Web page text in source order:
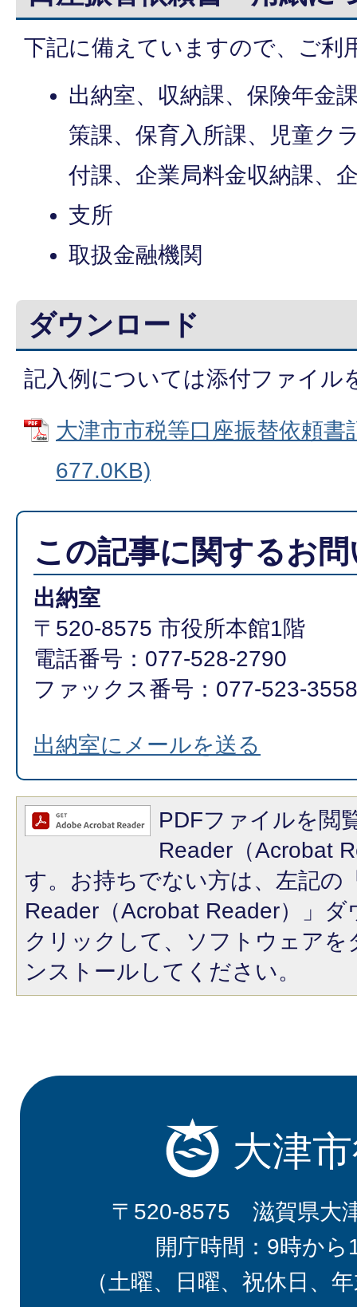
下記に備えていますので、ご利
出納室、収納課、保険年金
策課、保育入所課、児童ク
付課、企業局料金収納課、
支所
取扱金融機関
ダウンロード
記入例については添付ファイル
大津市市税等口座振替依頼
677.0KB)
この記事に関するお
出納室
〒520-8575 市役所本館1階
電話番号：077-528-2790
ファックス番号：077-523-3558
出納室にメールを送る
PDFファイルを閲
Reader（Acrobat
す。お持ちでない方は、左記の
Reader（Acrobat Reader）」
クリックして、ソフトウェア
ンストールしてください。
大津
〒520-8575 滋賀県大
開庁時間：9時から
（土曜、日曜、祝休日、